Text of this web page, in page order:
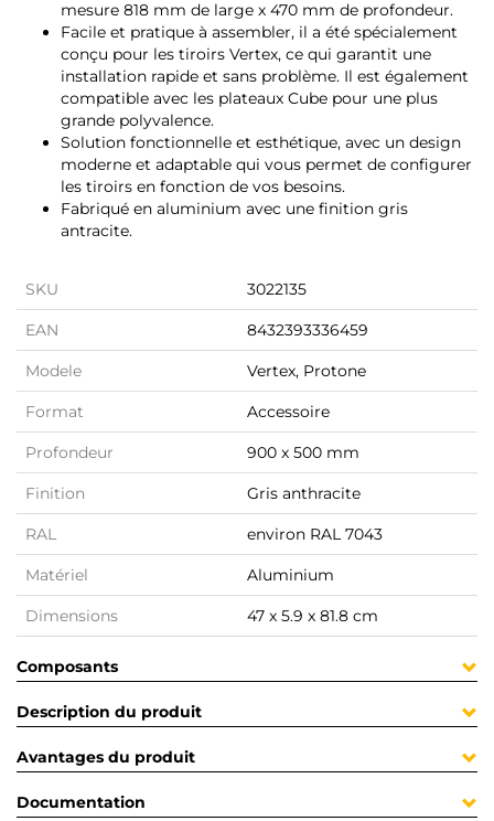
mesure 818 mm de large x 470 mm de profondeur.
Facile et pratique à assembler, il a été spécialement
conçu pour les tiroirs Vertex, ce qui garantit une
installation rapide et sans problème. Il est également
compatible avec les plateaux Cube pour une plus
grande polyvalence.
Solution fonctionnelle et esthétique, avec un design
moderne et adaptable qui vous permet de configurer
les tiroirs en fonction de vos besoins.
Fabriqué en aluminium avec une finition gris
antracite.
SKU 3022135
EAN 8432393336459
Modele Vertex, Protone
Format Accessoire
Profondeur 900 x 500 mm
Finition Gris anthracite
RAL environ RAL 7043
Matériel Aluminium
Dimensions 47 x 5.9 x 81.8 cm
Composants
Description du produit
Avantages du produit
Documentation